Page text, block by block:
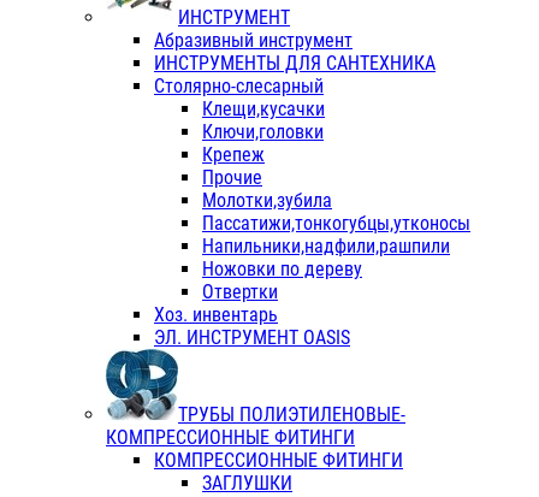
ИНСТРУМЕНТ
Абразивный инструмент
ИНСТРУМЕНТЫ ДЛЯ САНТЕХНИКА
Столярно-слесарный
Клещи,кусачки
Ключи,головки
Крепеж
Прочие
Молотки,зубила
Пассатижи,тонкогубцы,утконосы
Напильники,надфили,рашпили
Ножовки по дереву
Отвертки
Хоз. инвентарь
ЭЛ. ИНСТРУМЕНТ OASIS
ТРУБЫ ПОЛИЭТИЛЕНОВЫЕ-
КОМПРЕССИОННЫЕ ФИТИНГИ
КОМПРЕССИОННЫЕ ФИТИНГИ
ЗАГЛУШКИ